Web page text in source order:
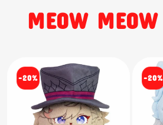
MEOW
-20% -20%